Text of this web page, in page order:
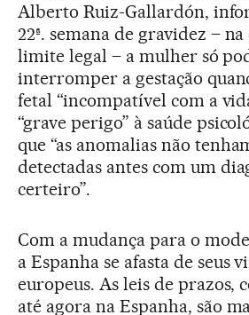
Alberto Ruiz-Gallardón,
22ª. semana de gravidez –
limite legal – a mulher só
interromper a gestação
fetal “incompatível com a
“grave perigo” à saúde
que “as anomalias não
detectadas antes com um
certeiro”.
Com a mudança para o
a Espanha se afasta de seus
europeus. As leis de prazos,
até agora na Espanha, são